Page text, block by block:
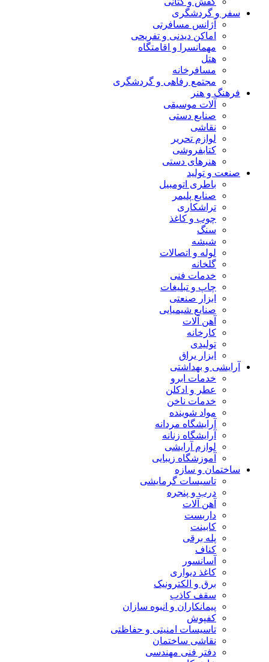
سفر و گردشگری
آژانس مسافرتی
اماکن دیدنی و تفریحی
مهمانسرا و اقامتگاه
هتل
مسافرخانه
مجتمع رفاهی و گردشگری
فرهنگ و هنر
آلات موسیقی
صنایع دستی
نقاشی
لوازم تحریر
کتابفروشی
هنرهای دستی
صنعت و تولید
باطری اتومبیل
صنایع پلیمر
تراشکاری
چوب و کاغذ
سنگ
شیشه
لوله و اتصالات
گلخانه
خدمات فنی
چاپ و تبلیغات
ابزار صنعتی
صنایع شیمیایی
آهن آلات
کارخانه
تولیدی
ابزار یراق
آرایشی و بهداشتی
خدمات ابرو
عطر و ادکلن
خدمات ناخن
مواد شوینده
آرایشگاه مردانه
آرایشگاه زنانه
لوازم آرایشی
آموزشگاه زیبایی
ساختمان و سازه
تاسیسات گرمایشی
درب و پنجره
آهن آلات
داربست
کابینت
پله برقی
کناف
آسانسور
کاغذ دیواری
برق و الکترونیک
سقف کاذب
پیمانکاران و انبوه سازان
کفپوش
تاسیسات امنیتی و حفاظتی
نقاشی ساختمان
دفتر فنی مهندسی